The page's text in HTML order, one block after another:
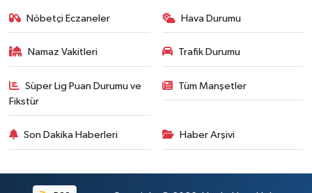
Nöbetçi Eczaneler Hava Durumu
Namaz Vakitleri Trafik Durumu
Süper Lig Puan Durumu ve
Fikstür
Tüm Manşetler
Son Dakika Haberleri Haber Arşivi